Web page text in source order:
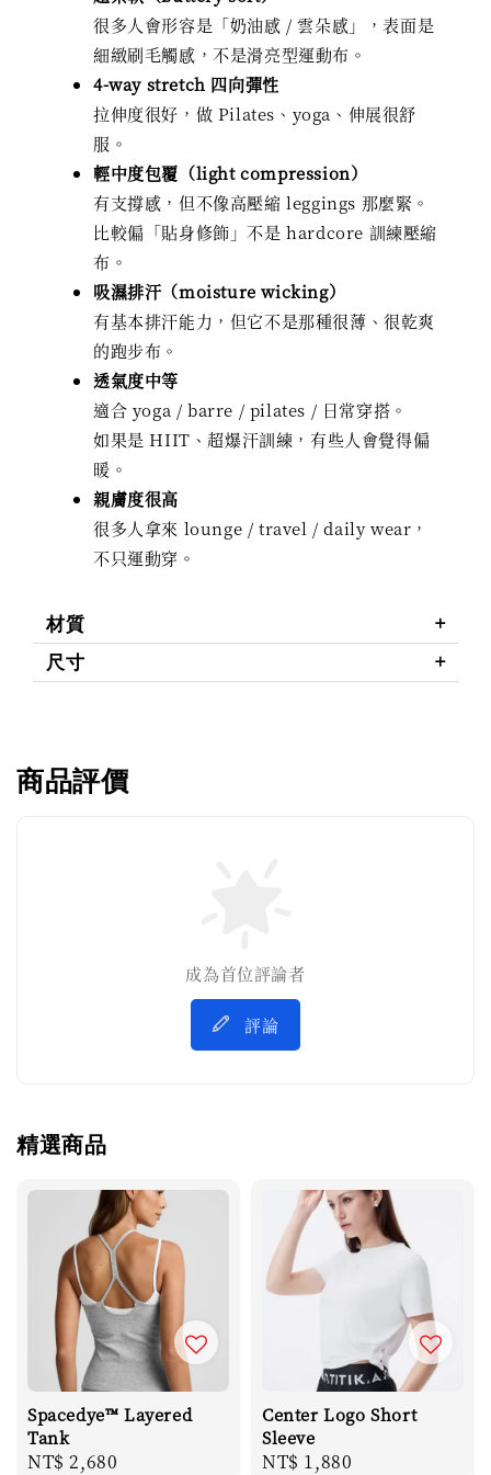
很多人會形容是「奶油感 / 雲朵感」，表面是
細緻刷毛觸感，不是滑亮型運動布。
4-way stretch 四向彈性
拉伸度很好，做 Pilates、yoga、伸展很舒
服。
輕中度包覆（light compression）
有支撐感，但不像高壓縮 leggings 那麼緊。
比較偏「貼身修飾」不是 hardcore 訓練壓縮
布。
吸濕排汗（moisture wicking）
有基本排汗能力，但它不是那種很薄、很乾爽
的跑步布。
透氣度中等
適合 yoga / barre / pilates / 日常穿搭。
如果是 HIIT、超爆汗訓練，有些人會覺得偏
暖。
親膚度很高
很多人拿來 lounge / travel / daily wear，
不只運動穿。
材質
尺寸
商品評價
成為首位評論者
評論
精選商品
Spacedye™ Layered
Tank
Regular
NT$ 2,680
Center Logo Short
Sleeve
Regular
NT$ 1,880